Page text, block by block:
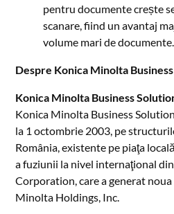
pentru documente crește
scanare, fiind un avantaj
volume mari de documente.
Despre Konica Minolta
Konica Minolta Business
Konica Minolta Business
la 1 octombrie 2003, pe
România, existente pe piaţa
a fuziunii la nivel internaţional
Corporation, care a generat
Minolta Holdings, Inc.